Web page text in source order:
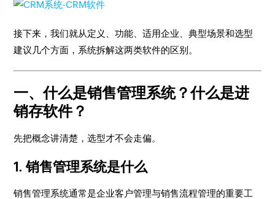
接下来，我们就从定义、功能、适用企业、典型场景和选型
建议几个方面，系统拆解这两类软件的区别。
一、什么是销售管理系统？什么是进
销存软件？
先把概念讲清楚，选型才不会走偏。
1. 销售管理系统是什么
销售管理系统通常是企业客户管理与销售流程管理的重要工